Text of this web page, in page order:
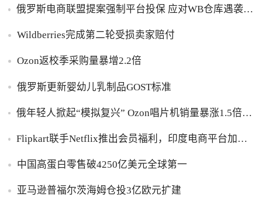
俄罗斯电商联盟提案强制平台投保 应对WB仓库遇袭卖
Wildberries完成第二轮受损卖家赔付
Ozon返校季采购量暴增2.2倍
俄罗斯更新婴幼儿乳制品GOST标准
俄年轻人掀起“模拟复兴” Ozon唱片机销量暴涨1.5倍黑
Flipkart联手Netflix推出会员福利，印度电商平台加码
中国高蛋白零售破4250亿美元全球第一
亚马逊普福尔茨海姆仓投3亿欧元扩建